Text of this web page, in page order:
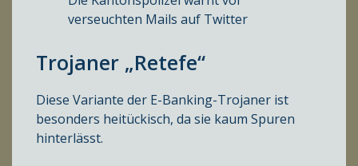
verseuchten Mails auf Twitter
Trojaner „Retefe“
Diese Variante der E-Banking-Trojaner ist
besonders heitückisch, da sie kaum Spuren
hinterlässt.